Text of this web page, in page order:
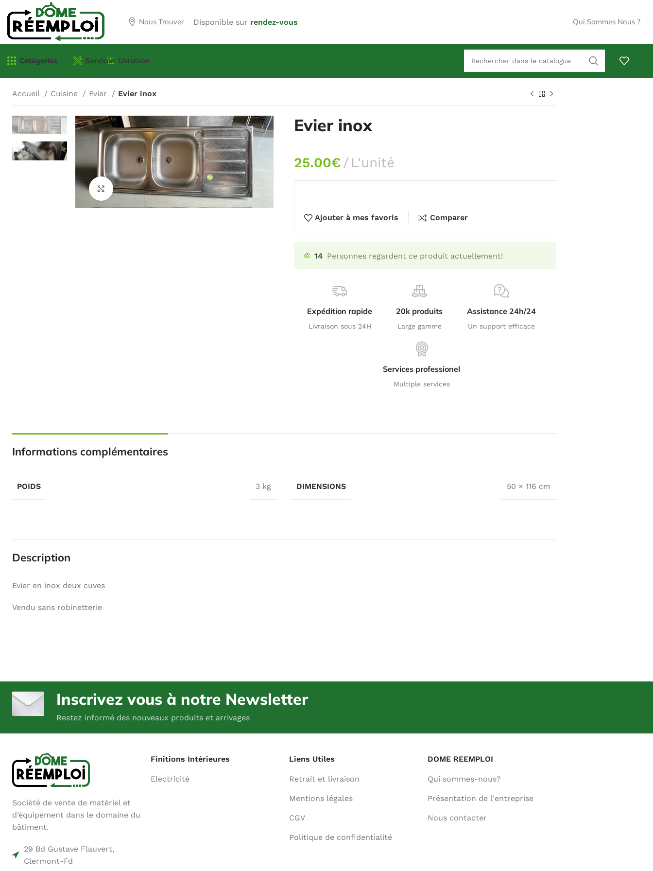
Nous Trouver Disponible sur rendez-vous Qui Sommes Nous ?
Catégories Services Livraison
Accueil Cuisine Evier Evier inox
Agrandir
Evier inox
25.00€ L'unité
Ajouter à mes favoris Comparer
14 Personnes regardent ce produit actuellement!
Expédition rapide
Livraison sous 24H
20k produits
Large gamme
Assistance 24h/24
Un support efficace
Services professionel
Multiple services
Informations complémentaires
POIDS 3 kg DIMENSIONS 50 × 116 cm
Description
Evier en inox deux cuves
Vendu sans robinetterie
Inscrivez vous à notre Newsletter
Restez informé des nouveaux produits et arrivages
Société de vente de matériel et
d’équipement dans le domaine du
bâtiment.
29 Bd Gustave Flauvert,
Clermont-Fd
Finitions Intérieures
Electricité
Liens Utiles
Retrait et livraison
Mentions légales
CGV
Politique de confidentialité
DOME REEMPLOI
Qui sommes-nous?
Présentation de l'entreprise
Nous contacter